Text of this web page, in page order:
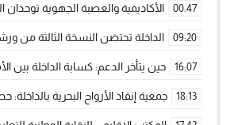
00:47 الأكاديمية والعصبة الجهوية
09:20 الداخلة تحتضن النسخة الثالثة من
16:07 حين يتأخر الدعم: كسابة الداخلة بين
18:13 جمعية إنقاذ الأرواح البحرية بالداخلة: حصيلة 2025 بين مهام الإنقاذ ومشروع